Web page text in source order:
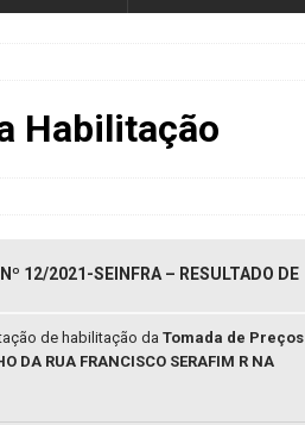
Habilitação
12/2021-SEINFRA – RESULTADO DE
de habilitação da Tomada de Preços
DA RUA FRANCISCO SERAFIM R NA